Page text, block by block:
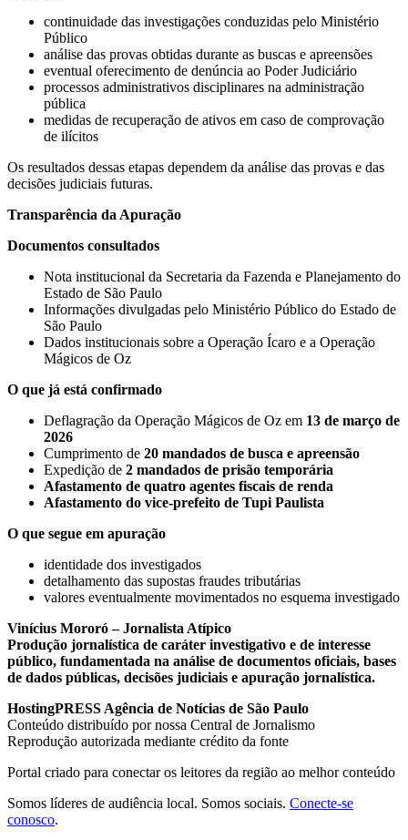
continuidade das investigações conduzidas pelo Ministério
Público
análise das provas obtidas durante as buscas e apreensões
eventual oferecimento de denúncia ao Poder Judiciário
processos administrativos disciplinares na administração
pública
medidas de recuperação de ativos em caso de comprovação
de ilícitos
Os resultados dessas etapas dependem da análise das provas e das
decisões judiciais futuras.
Transparência da Apuração
Documentos consultados
Nota institucional da Secretaria da Fazenda e Planejamento do
Estado de São Paulo
Informações divulgadas pelo Ministério Público do Estado de
São Paulo
Dados institucionais sobre a Operação Ícaro e a Operação
Mágicos de Oz
O que já está confirmado
Deflagração da Operação Mágicos de Oz em 13 de março de
2026
Cumprimento de 20 mandados de busca e apreensão
Expedição de 2 mandados de prisão temporária
Afastamento de quatro agentes fiscais de renda
Afastamento do vice-prefeito de Tupi Paulista
O que segue em apuração
identidade dos investigados
detalhamento das supostas fraudes tributárias
valores eventualmente movimentados no esquema investigado
Vinícius Mororó – Jornalista Atípico
Produção jornalística de caráter investigativo e de interesse
público, fundamentada na análise de documentos oficiais, bases
de dados públicas, decisões judiciais e apuração jornalística.
HostingPRESS Agência de Notícias de São Paulo
Conteúdo distribuído por nossa Central de Jornalismo
Reprodução autorizada mediante crédito da fonte
Portal criado para conectar os leitores da região ao melhor conteúdo
Somos líderes de audiência local. Somos sociais. Conecte-se
conosco.